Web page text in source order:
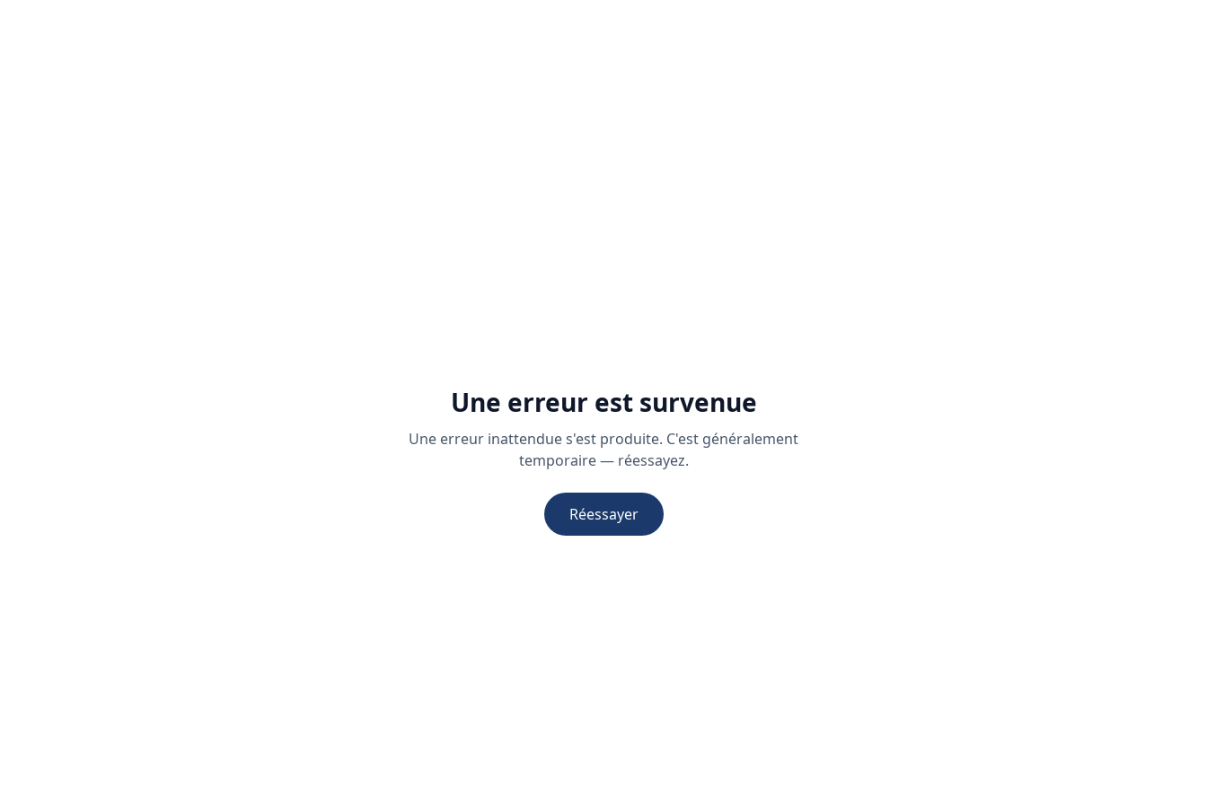
Une erreur est survenue
Une erreur inattendue s'est produite. C'est généralement
temporaire — réessayez.
Réessayer